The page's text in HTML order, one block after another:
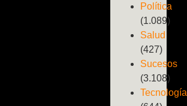
Política
(1.089)
Salud
(427)
Sucesos
(3.108)
Tecnología